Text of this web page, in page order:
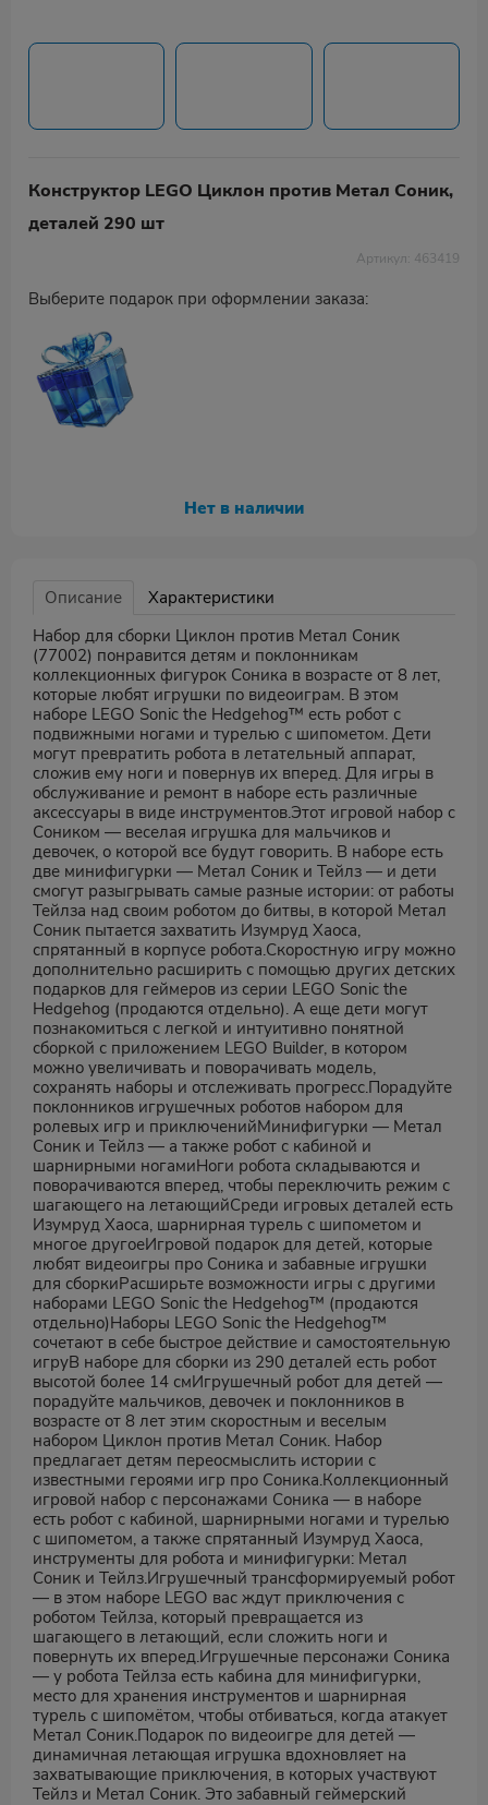
Конструктор LEGO Циклон против Метал Соник,
деталей 290 шт
Артикул: 463419
Выберите подарок при оформлении заказа:
Нет в наличии
Описание
Характеристики
Набор для сборки Циклон против Метал Соник
(77002) понравится детям и поклонникам
коллекционных фигурок Соника в возрасте от 8 лет,
которые любят игрушки по видеоиграм. В этом
наборе LEGO Sonic the Hedgehog™ есть робот с
подвижными ногами и турелью с шипометом. Дети
могут превратить робота в летательный аппарат,
сложив ему ноги и повернув их вперед. Для игры в
обслуживание и ремонт в наборе есть различные
аксессуары в виде инструментов.Этот игровой набор c
Соником — веселая игрушка для мальчиков и
девочек, о которой все будут говорить. В наборе есть
две минифигурки — Метал Соник и Тейлз — и дети
смогут разыгрывать самые разные истории: от работы
Тейлза над своим роботом до битвы, в которой Метал
Соник пытается захватить Изумруд Хаоса,
спрятанный в корпусе робота.Скоростную игру можно
дополнительно расширить с помощью других детских
подарков для геймеров из серии LEGO Sonic the
Hedgehog (продаются отдельно). А еще дети могут
познакомиться с легкой и интуитивно понятной
сборкой с приложением LEGO Builder, в котором
можно увеличивать и поворачивать модель,
сохранять наборы и отслеживать прогресс.Порадуйте
поклонников игрушечных роботов набором для
ролевых игр и приключенийМинифигурки — Метал
Соник и Тейлз — а также робот с кабиной и
шарнирными ногамиНоги робота складываются и
поворачиваются вперед, чтобы переключить режим с
шагающего на летающийСреди игровых деталей есть
Изумруд Хаоса, шарнирная турель с шипометом и
многое другоеИгровой подарок для детей, которые
любят видеоигры про Соника и забавные игрушки
для сборкиРасширьте возможности игры с другими
наборами LEGO Sonic the Hedgehog™ (продаются
отдельно)Наборы LEGO Sonic the Hedgehog™
сочетают в себе быстрое действие и самостоятельную
игруВ наборе для сборки из 290 деталей есть робот
высотой более 14 смИгрушечный робот для детей —
порадуйте мальчиков, девочек и поклонников в
возрасте от 8 лет этим скоростным и веселым
набором Циклон против Метал Соник. Набор
предлагает детям переосмыслить истории с
известными героями игр про Соника.Коллекционный
игровой набор с персонажами Соника — в наборе
есть робот с кабиной, шарнирными ногами и турелью
с шипометом, а также спрятанный Изумруд Хаоса,
инструменты для робота и минифигурки: Метал
Соник и Тейлз.Игрушечный трансформируемый робот
— в этом наборе LEGO вас ждут приключения с
роботом Тейлза, который превращается из
шагающего в летающий, если сложить ноги и
повернуть их вперед.Игрушечные персонажи Соника
— у робота Тейлза есть кабина для минифигурки,
место для хранения инструментов и шарнирная
турель с шипомётом, чтобы отбиваться, когда атакует
Метал Соник.Подарок по видеоигре для детей —
динамичная летающая игрушка вдохновляет на
захватывающие приключения, в которых участвуют
Тейлз и Метал Соник. Это забавный геймерский